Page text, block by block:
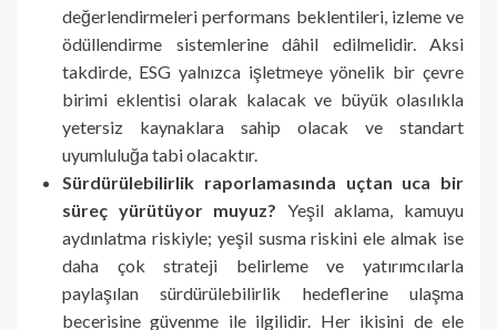
değerlendirmeleri performans beklentileri, izleme ve
ödüllendirme sistemlerine dâhil edilmelidir. Aksi
takdirde, ESG yalnızca işletmeye yönelik bir çevre
birimi eklentisi olarak kalacak ve büyük olasılıkla
yetersiz kaynaklara sahip olacak ve standart
uyumluluğa tabi olacaktır.
Sürdürülebilirlik raporlamasında uçtan uca bir
süreç yürütüyor muyuz? Yeşil aklama, kamuyu
aydınlatma riskiyle; yeşil susma riskini ele almak ise
daha çok strateji belirleme ve yatırımcılarla
paylaşılan sürdürülebilirlik hedeflerine ulaşma
becerisine güvenme ile ilgilidir. Her ikisini de ele